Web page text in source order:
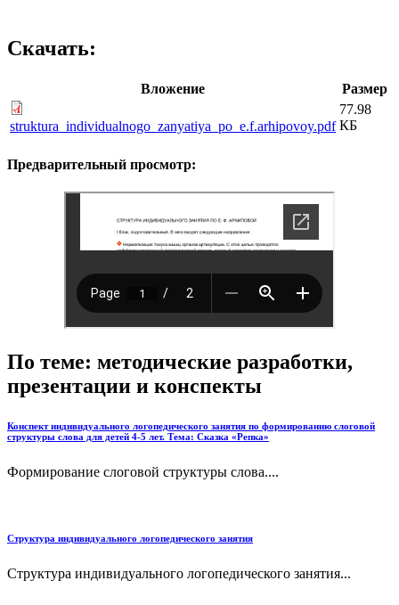
Скачать:
Вложение Размер
struktura_individualnogo_zanyatiya_po_e.f.arhipovoy.pdf
77.98
КБ
Предварительный просмотр:
По теме: методические разработки,
презентации и конспекты
Конспект индивидуального логопедического занятия по формированию слоговой
структуры слова для детей 4-5 лет. Тема: Сказка «Репка»
Формирование слоговой структуры слова....
Структура индивидуального логопедического занятия
Структура индивидуального логопедического занятия...